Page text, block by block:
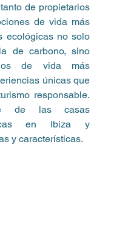
de propietarios
de vida más
ecológicas no solo
de carbono, sino
de vida más
únicas que
responsable.
de las casas
en Ibiza y
y características.